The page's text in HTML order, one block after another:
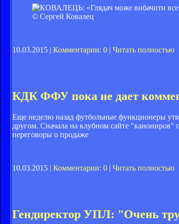
© Сергей Ковалец
10.03.2015 | Комментарии: 0 | Читать полностью
КДК ФФУ пока не дает
Еще неделю назад футбольные функционеры
другом. Сначала на клубном сайте "канониров"
переговоры о продаже
10.03.2015 | Комментарии: 0 | Читать полностью
Гендиректор УПЛ: "Очень